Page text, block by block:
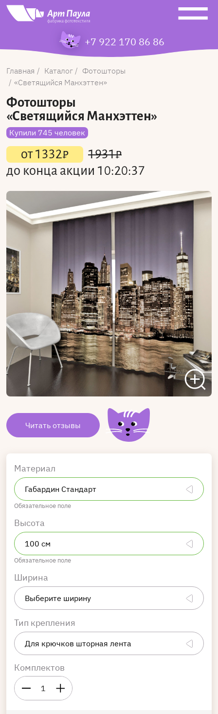
+7 922 170 86 86
Главная Каталог
Фотошторы
Светящийся Манхэттен
Фотошторы
«Светящийся Манхэттен»
Купили 745 человек
от1332₽ 1931₽
до конца акции 10:20:37
Читать отзывы
Материал
Обязательное поле
Высота
Обязательное поле
Ширина
Тип крепления
Комплектов
1